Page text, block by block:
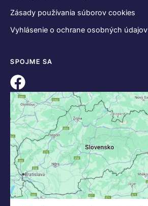
Zásady používania súborov cookies
Vyhlásenie o ochrane osobných údajov
SPOJME SA